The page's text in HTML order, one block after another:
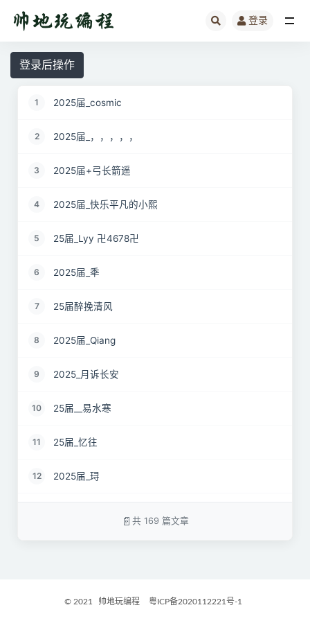
登录
登录后操作
1 2025届_cosmic
2 2025届_，，，，，
3 2025届+弓长箭遥
4 2025届_快乐平凡的小熙
5 25届_Lyy 卍4678卍
6 2025届_秊
7 25届醉挽清风
8 2025届_Qiang
9 2025_月诉长安
10 25届__易水寒
11 25届_忆往
12 2025届_𬍤
共 169 篇文章
© 2021 帅地玩编程 粤ICP备2020112221号-1